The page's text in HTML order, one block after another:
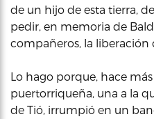
de un hijo de esta tierra,
pedir, en memoria de
compañeros, la liberación
Lo hago porque, hace
puertorriqueña, una a la
de Tió, irrumpió en un